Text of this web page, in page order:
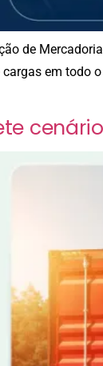
de
em todo